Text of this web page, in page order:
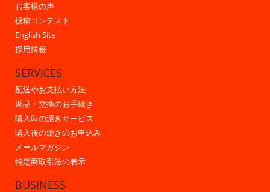
お客様の声
投稿コンテスト
English Site
採用情報
SERVICES
配送やお支払い方法
返品・交換のお手続き
購入時の漉きサービス
購入後の漉きのお申込み
メールマガジン
特定商取引法の表示
BUSINESS